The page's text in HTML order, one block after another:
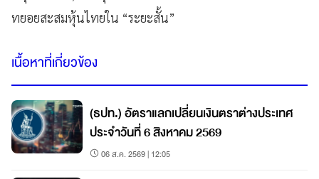
ทยอยสะสมหุ้นไทยใน “ระยะสั้น”
เนื้อหาที่เกี่ยวข้อง
(ธปท.) อัตราแลกเปลี่ยนเงินตราต่างประเทศ
ประจำวันที่ 6 สิงหาคม 2569
06 ส.ค. 2569 | 12:05